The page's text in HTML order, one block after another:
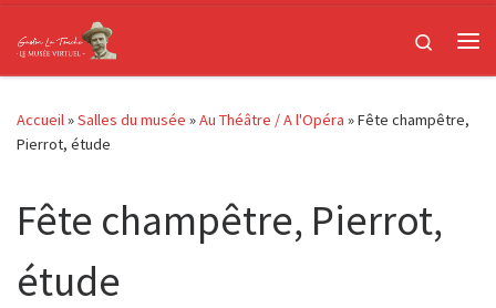
Passer au contenu
Search
Accueil»Salles du musée »Au Théâtre / A l'Opéra »Fête champêtre,
Pierrot, étude
Fête champêtre, Pierrot,
étude